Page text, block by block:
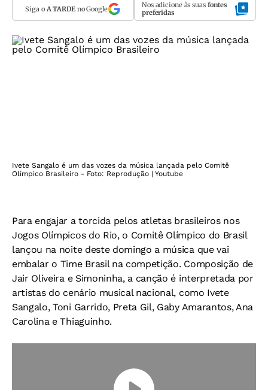
Siga o A TARDEno Google Nos adicione às suas fontes
preferidas
Ivete Sangalo é um das vozes da música lançada pelo Comitê
Olímpico Brasileiro - Foto: Reprodução | Youtube
Para engajar a torcida pelos atletas brasileiros nos
Jogos Olímpicos do Rio, o Comitê Olímpico do Brasil
lançou na noite deste domingo a música que vai
embalar o Time Brasil na competição. Composição de
Jair Oliveira e Simoninha, a canção é interpretada por
artistas do cenário musical nacional, como Ivete
Sangalo, Toni Garrido, Preta Gil, Gaby Amarantos, Ana
Carolina e Thiaguinho.